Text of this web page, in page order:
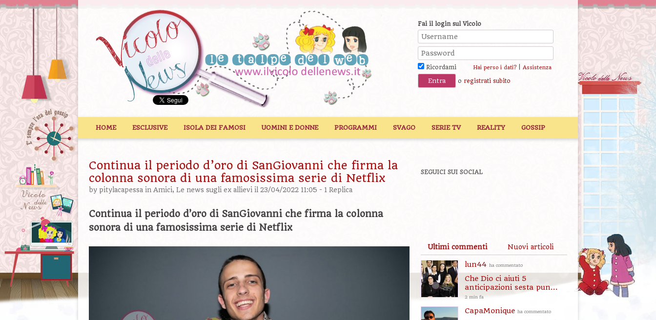
Fai il login sul Vicolo
Ricordami Hai perso i dati?| Assistenza
o registrati subito
HOME ESCLUSIVE ISOLA DEI FAMOSI UOMINI E DONNE PROGRAMMI SVAGO SERIE TV REALITY GOSSIP
Continua il periodo d’oro di SanGiovanni che firma la
colonna sonora di una famosissima serie di Netflix
by pitylacapessa in Amici, Le news sugli ex allievi il 23/04/2022 11:05 - 1 Replica
Continua il periodo d’oro di SanGiovanni che firma la colonna
sonora di una famosissima serie di Netflix
SEGUICI SUI SOCIAL
Ultimi commenti Nuovi articoli
lun44 ha commentato
Che Dio ci aiuti 5
anticipazioni sesta pun...
2 min fa
CapaMonique ha commentato